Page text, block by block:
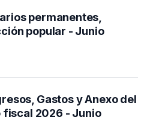
permanentes,
popular - Junio
Gastos y Anexo del
fiscal 2026 - Junio